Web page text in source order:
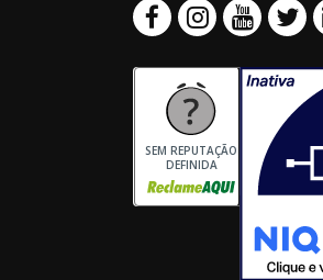
SEM REPUTAÇÃO
DEFINIDA